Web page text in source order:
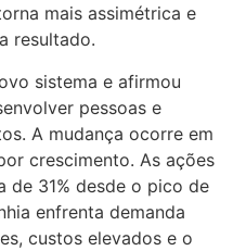
mais assimétrica e
resultado.
sistema e afirmou
pessoas e
A mudança ocorre em
crescimento. As ações
de 31% desde o pico de
enfrenta demanda
custos elevados e o